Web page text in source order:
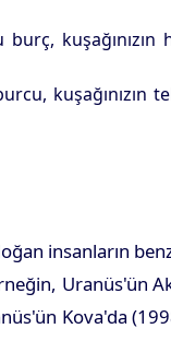
kuşağınızın
insanların
Uranüs'ün
Kova'da